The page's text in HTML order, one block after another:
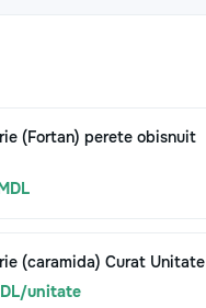
(Fortan) perete obisnuit
(caramida) Curat Unitate
unitate